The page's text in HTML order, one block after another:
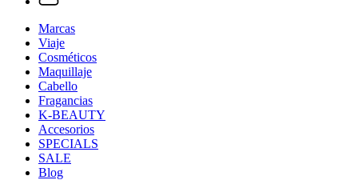
Marcas
Viaje
Cosméticos
Maquillaje
Cabello
Fragancias
K-BEAUTY
Accesorios
SPECIALS
SALE
Blog